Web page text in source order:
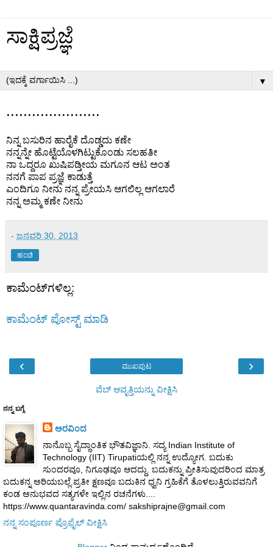
ಸಾಕ್ಷಿಪ್ರಜ್ಞೆ
▼
......................
ನಿನ್ನ ಬಸುರಿನ ಹಾರೈಕೆ ದೊಡ್ಡದು ಕಣೇ
ನನ್ನನ್ನೇ ಹೊಟ್ಟೆಯೊಳಗಿಟ್ಟುಕೊಂಡು ಸಲಹತೀ
ನಾ ಒದ್ದರೂ ಖುಷಿಪಡ್ತೀಯ ಮಗೂನ ಆಟ ಅಂತ
ನನಗೆ ಪಾಪ ಪ್ರಜ್ಞೆ ಕಾಡುತ್ತೆ
ಎಂದಿಗೂ ನೀನು ನನ್ನ ಪ್ರೇಯಸಿ ಆಗಲಿಲ್ಲ ಆಗಲಾರೆ
ನನ್ನ ಅಮ್ಮ ಕಣೇ ನೀನು
- ಜನವರಿ 30, 2013
ಹಂಚಿ
ಕಾಮೆಂಟ್‌ಗಳಿಲ್ಲ:
ಕಾಮೆಂಟ್‌‌ ಪೋಸ್ಟ್‌ ಮಾಡಿ
‹ ›
ಮುಖಪುಟ
ವೆಬ್‌ ಆವೃತ್ತಿಯನ್ನು ವೀಕ್ಷಿಸಿ
ನನ್ನ ಬಗ್ಗೆ
ಅರವಿಂದ
ನಾನೊಬ್ಬ ಸೈದ್ಧಾಂತಿಕ ಭೌತವಿಜ್ಞಾನಿ. ಸದ್ಯ Indian Institute of
Technology (IIT) Tirupatiಯಲ್ಲಿ ನನ್ನ ಉದ್ಯೋಗ. ಬದುಕು
ಸುಂದರವೂ, ನಿಗೂಢವೂ ಆದದ್ದು. ಬದುಕನ್ನು ಪ್ರೀತಿಸುವುದರಿಂದ ಮಾತ್ರ
ಬದುಕನ್ನ ಅರಿಯಬಲ್ಲೆ.ಪ್ರತೀ ಕ್ಷಣವೂ ಬದುಕಿನ ಧ್ವನಿ ಗ್ರಹಿಕೆಗೆ ತೊಳಲುತ್ತಿರುವವನಿಗೆ
ಕಂಡ ಅನುಭವದ ಸತ್ಯಗಳೇ ಇಲ್ಲಿನ ರಚನೆಗಳು....
https://www.quantaravinda.com/ sakshiprajne@gmail.com
ನನ್ನ ಸಂಪೂರ್ಣ ಪ್ರೊಫೈಲ್ ವೀಕ್ಷಿಸಿ